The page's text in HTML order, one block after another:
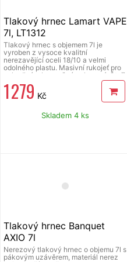
bezprostřední blízkosti hrnce, jedná
se o technickou novinku zajišťující
větší bezpečnosti spotřebitele.
Tlakový hrnec Lamart VAPE
7l, LT1312
Tlakový hrnec s objemem 7l je
vyroben z vysoce kvalitní
nerezavějící oceli 18/10 a velmi
odolného plastu. Masivní rukojeť pro
pohodlné a bezpečné uchopení. Čtyři
pojistky, indikátor tlaku a dvojí
bezpečnostní ventil zajišťují
maximální bezpečnost při vaření.
rovnoměrné rozložení tepla, což
zkracuje dobu vaření a šetří energii.
1 279 Kč
Skladem 4 ks
Tlakový hrnec Banquet
AXIO 7l
Nerezový tlakový hrnec o objemu 7l s
pákovým uzávěrem, materiál nerez